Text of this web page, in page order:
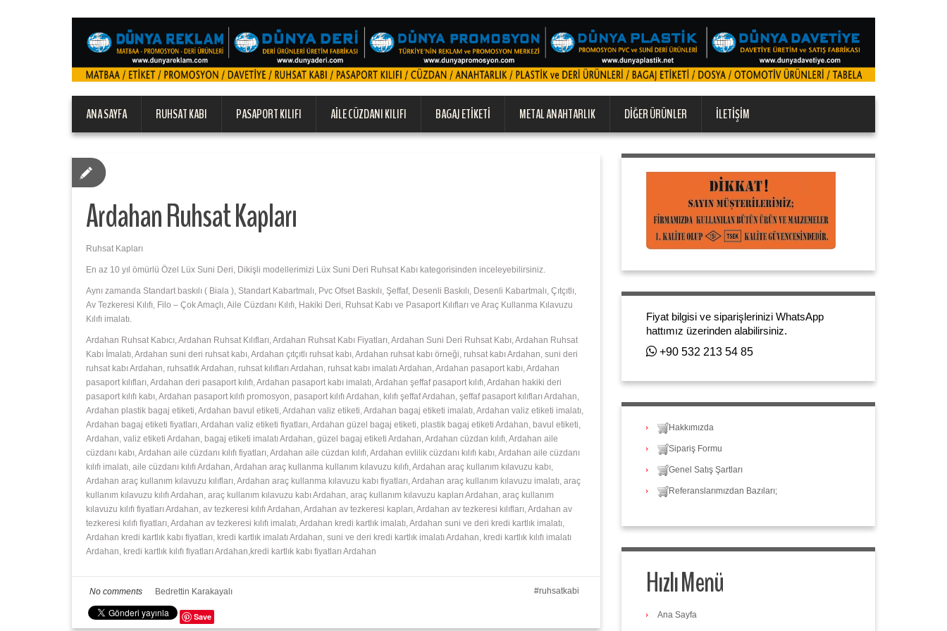
ANA SAYFA RUHSAT KABI PASAPORT KILIFI AILE CÜZDANI KILIFI BAGAJ ETIKETI METAL ANAHTARLIK DIĞER ÜRÜNLER İLETIŞIM
Ardahan Ruhsat Kapları
Ruhsat Kapları
En az 10 yıl ömürlü Özel Lüx Suni Deri, Dikişli modellerimizi Lüx Suni Deri Ruhsat Kabı kategorisinden inceleyebilirsiniz.
Aynı zamanda Standart baskılı ( Biala ), Standart Kabartmalı, Pvc Ofset Baskılı, Şeffaf, Desenli Baskılı, Desenli Kabartmalı, Çıtçıtlı,
Av Tezkeresi Kılıfı, Filo – Çok Amaçlı, Aile Cüzdanı Kılıfı, Hakiki Deri, Ruhsat Kabı ve Pasaport Kılıfları ve Araç Kullanma Kılavuzu
Kılıfı imalatı.
Ardahan Ruhsat Kabıcı, Ardahan Ruhsat Kılıfları, Ardahan Ruhsat Kabı Fiyatları, Ardahan Suni Deri Ruhsat Kabı, Ardahan Ruhsat
Kabı İmalatı, Ardahan suni deri ruhsat kabı, Ardahan çıtçıtlı ruhsat kabı, Ardahan ruhsat kabı örneği, ruhsat kabı Ardahan, suni deri
ruhsat kabı Ardahan, ruhsatlık Ardahan, ruhsat kılıfları Ardahan, ruhsat kabı imalatı Ardahan, Ardahan pasaport kabı, Ardahan
pasaport kılıfları, Ardahan deri pasaport kılıfı, Ardahan pasaport kabı imalatı, Ardahan şeffaf pasaport kılıfı, Ardahan hakiki deri
pasaport kılıfı kabı, Ardahan pasaport kılıfı promosyon, pasaport kılıfı Ardahan, kılıfı şeffaf Ardahan, şeffaf pasaport kılıfları Ardahan,
Ardahan plastik bagaj etiketi, Ardahan bavul etiketi, Ardahan valiz etiketi, Ardahan bagaj etiketi imalatı, Ardahan valiz etiketi imalatı,
Ardahan bagaj etiketi fiyatları, Ardahan valiz etiketi fiyatları, Ardahan güzel bagaj etiketi, plastik bagaj etiketi Ardahan, bavul etiketi,
Ardahan, valiz etiketi Ardahan, bagaj etiketi imalatı Ardahan, güzel bagaj etiketi Ardahan, Ardahan cüzdan kılıfı, Ardahan aile
cüzdanı kabı, Ardahan aile cüzdanı kılıfı fiyatları, Ardahan aile cüzdan kılıfı, Ardahan evlilik cüzdanı kılıfı kabı, Ardahan aile cüzdanı
kılıfı imalatı, aile cüzdanı kılıfı Ardahan, Ardahan araç kullanma kullanım kılavuzu kılıfı, Ardahan araç kullanım kılavuzu kabı,
Ardahan araç kullanım kılavuzu kılıfları, Ardahan araç kullanma kılavuzu kabı fiyatları, Ardahan araç kullanım kılavuzu imalatı, araç
kullanım kılavuzu kılıfı Ardahan, araç kullanım kılavuzu kabı Ardahan, araç kullanım kılavuzu kapları Ardahan, araç kullanım
kılavuzu kılıfı fiyatları Ardahan, av tezkeresi kılıfı Ardahan, Ardahan av tezkeresi kapları, Ardahan av tezkeresi kılıfları, Ardahan av
tezkeresi kılıfı fiyatları, Ardahan av tezkeresi kılıfı imalatı, Ardahan kredi kartlık imalatı, Ardahan suni ve deri kredi kartlık imalatı,
Ardahan kredi kartlık kabı fiyatları, kredi kartlık imalatı Ardahan, suni ve deri kredi kartlık imalatı Ardahan, kredi kartlık kılıfı imalatı
Ardahan, kredi kartlık kılıfı fiyatları Ardahan,kredi kartlık kabı fiyatları Ardahan
ruhsatkabi
No comments Bedrettin Karakayalı
Save
Fiyat bilgisi ve siparişlerinizi WhatsApp
hattımız üzerinden alabilirsiniz.
+90 532 213 54 85
Hakkımızda
Sipariş Formu
Genel Satış Şartları
Referanslarımızdan Bazıları;
Hızlı Menü
Ana Sayfa